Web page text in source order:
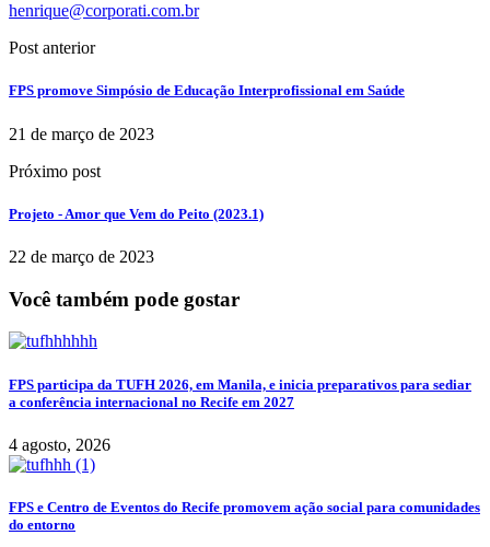
henrique@corporati.com.br
Post anterior
FPS promove Simpósio de Educação Interprofissional em Saúde
21 de março de 2023
Próximo post
Projeto - Amor que Vem do Peito (2023.1)
22 de março de 2023
Você também pode gostar
FPS participa da TUFH 2026, em Manila, e inicia preparativos para sediar
a conferência internacional no Recife em 2027
4 agosto, 2026
FPS e Centro de Eventos do Recife promovem ação social para comunidades
do entorno